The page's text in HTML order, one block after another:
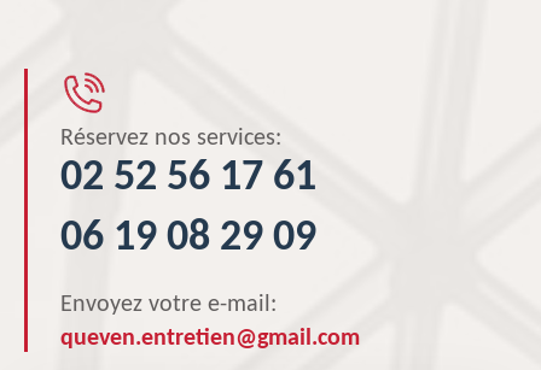
Réservez nos services:
02 52 56 17 61
06 19 08 29 09
Envoyez votre e-mail:
queven.entretien@gmail.com